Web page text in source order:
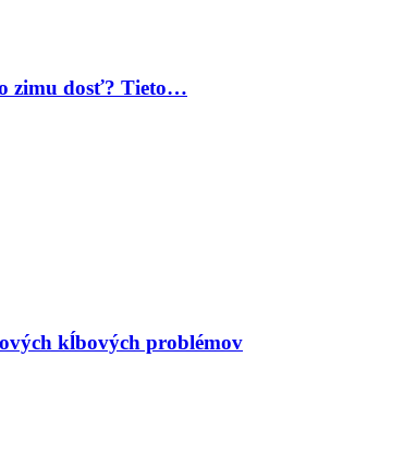
zimu dosť? Tieto…
kĺbových problémov